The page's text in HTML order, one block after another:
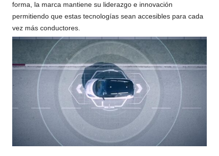
forma, la marca mantiene su liderazgo e innovación
permitiendo que estas tecnologías sean accesibles para cada
vez más conductores.